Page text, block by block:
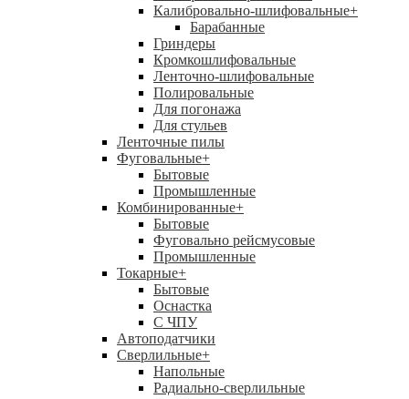
Калибровально-шлифовальные+
Барабанные
Гриндеры
Кромкошлифовальные
Ленточно-шлифовальные
Полировальные
Для погонажа
Для стульев
Ленточные пилы
Фуговальные+
Бытовые
Промышленные
Комбинированные+
Бытовые
Фуговально рейсмусовые
Промышленные
Токарные+
Бытовые
Оснастка
С ЧПУ
Автоподатчики
Сверлильные+
Напольные
Радиально-сверлильные